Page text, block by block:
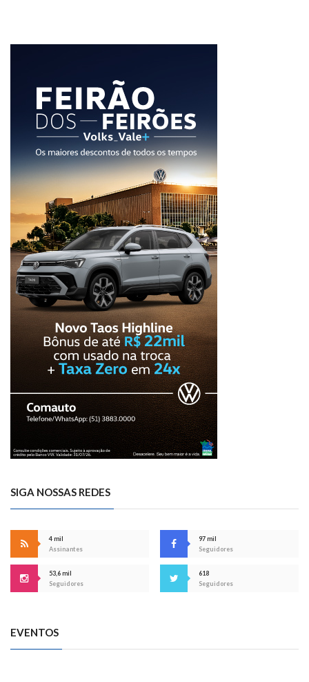
SIGA NOSSAS REDES
4 mil
Assinantes
97 mil
Seguidores
53,6 mil
Seguidores
618
Seguidores
EVENTOS